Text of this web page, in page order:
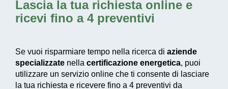
Lascia la tua richiesta online e
ricevi fino a 4 preventivi
Se vuoi risparmiare tempo nella ricerca di aziende
specializzate nella certificazione energetica, puoi
utilizzare un servizio online che ti consente di lasciare
la tua richiesta e ricevere fino a 4 preventivi da